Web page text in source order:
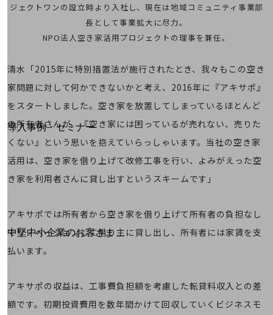
運用保守・故障紛失サポート
回線・ネットワーク
別ウィンドウで開きます
導入事例・セミナー
導入事例TOP
最新の導入事例や注目の導入事例をご紹介します
セミナー
別ウィンドウで開きます
中堅中小企業のお客さま
NTTドコモビジネスウォッチ
旬な話題やお役立ち資料などDXの課題を
新着記事
ジェクトワンの設立時より入社し、現在は地域コミュニティ事業部
長として事業拡大に尽力。
NPO法人空き家活用プロジェクトの理事を兼任。
清水「2015年に特別措置法が施行されたとき、我々もこの空き
家問題に対して何かできないかと考え、2016年に『アキサポ』
をスタートしました。空き家を放置してしまっているほとんど
の所有者さんが、『空き家には困っているが売れない、売りた
くない』という思いを抱えていらっしゃいます。当社の空き家
活用は、空き家を借り上げて改修工事を行い、よみがえった空
き家を利用者さんに貸し出すというスキームです」
アキサポでは所有者から空き家を借り上げて所有者の負担なし
でリノベーションして借り主に貸し出し、所有者には家賃を支
払います。
アキサポの収益は、工事費負担額を考慮した転貸料収入との差
額です。初期投資費用を数年間かけて回収していくビジネスモ